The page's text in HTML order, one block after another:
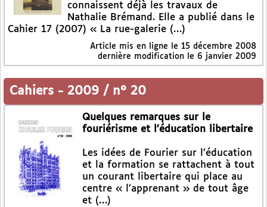
connaissent déjà les travaux de
Nathalie Brémand. Elle a publié dans le
Cahier 17 (2007) « La rue-galerie (…)
Article mis en ligne le 15 décembre 2008
dernière modification le 6 janvier 2009
Cahiers - 2009 / n° 20
Quelques remarques sur le
fouriérisme et l’éducation libertaire
Les idées de Fourier sur l’éducation
et la formation se rattachent à tout
un courant libertaire qui place au
centre « l’apprenant » de tout âge
et (…)